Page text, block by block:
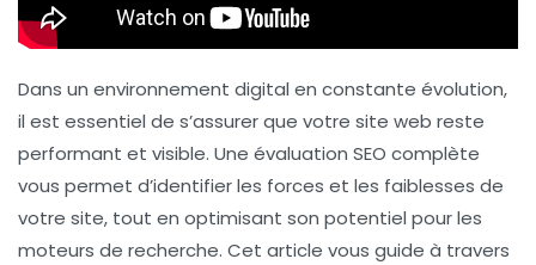
Dans un environnement digital en constante évolution,
il est essentiel de s’assurer que votre site web reste
performant et visible. Une évaluation SEO complète
vous permet d’identifier les forces et les faiblesses de
votre site, tout en optimisant son potentiel pour les
moteurs de recherche. Cet article vous guide à travers